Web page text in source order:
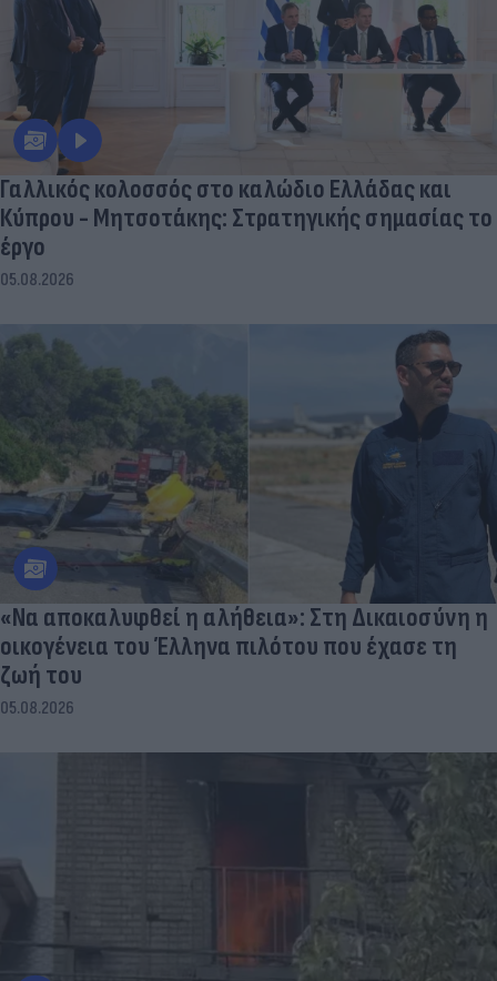
Γαλλικός κολοσσός στο καλώδιο Ελλάδας και
Κύπρου - Μητσοτάκης: Στρατηγικής σημασίας το
έργο
05.08.2026
«Να αποκαλυφθεί η αλήθεια»: Στη Δικαιοσύνη η
οικογένεια του Έλληνα πιλότου που έχασε τη
ζωή του
05.08.2026